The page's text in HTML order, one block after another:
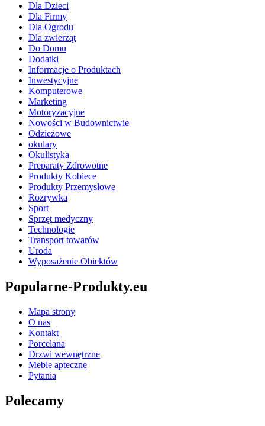
Dla Dzieci
Dla Firmy
Dla Ogrodu
Dla zwierząt
Do Domu
Dodatki
Informacje o Produktach
Inwestycyjne
Komputerowe
Marketing
Motoryzacyjne
Nowości w Budownictwie
Odzieżowe
okulary
Okulistyka
Preparaty Zdrowotne
Produkty Kobiece
Produkty Przemysłowe
Rozrywka
Sport
Sprzęt medyczny
Technologie
Transport towarów
Uroda
Wyposażenie Obiektów
Popularne-Produkty.eu
Mapa strony
O nas
Kontakt
Porcelana
Drzwi wewnętrzne
Meble apteczne
Pytania
Polecamy